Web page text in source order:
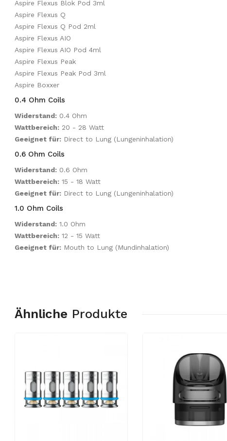
Aspire Flexus Blok Pod 3ml
Aspire Flexus Q
Aspire Flexus Q Pod 2ml
Aspire Flexus AIO
Aspire Flexus AIO Pod 4ml
Aspire Flexus Peak
Aspire Flexus Peak Pod 3ml
Aspire Boxxer
0.4 Ohm Coils
Widerstand: 0.4 Ohm
Wattbereich: 20 - 28 Watt
Geeignet für: Direct to Lung (Lungeninhalation)
0.6 Ohm Coils
Widerstand: 0.6 Ohm
Wattbereich: 15 - 18 Watt
Geeignet für: Direct to Lung (Lungeninhalation)
1.0 Ohm Coils
Widerstand: 1.0 Ohm
Wattbereich: 12 - 15 Watt
Geeignet für: Mouth to Lung (Mundinhalation)
Ähnliche Produkte